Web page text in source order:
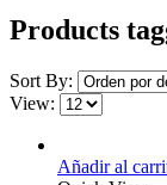
Products
Sort By:
View:
Añadir al